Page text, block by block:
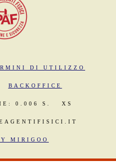
DI UTILIZZO
BACKOFFICE
0.006 S. XS
MIRIGOO